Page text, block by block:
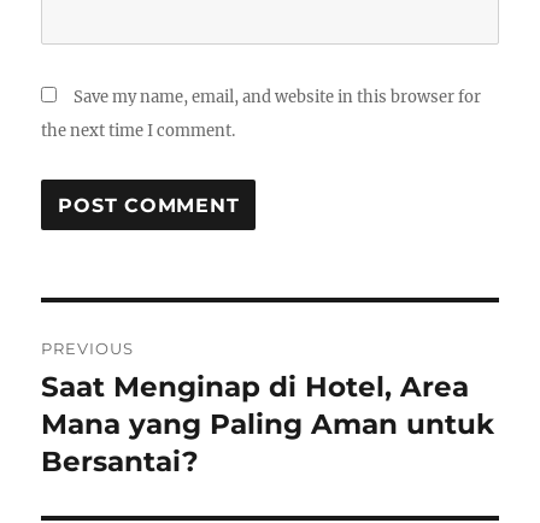
Save my name, email, and website in this browser for
the next time I comment.
navigation
PREVIOUS
Previous
post:
Saat Menginap di Hotel, Area
Mana yang Paling Aman untuk
Bersantai?